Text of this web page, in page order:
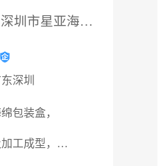
供应厂家：深圳市星亚海绵制品有限公司
深圳
包装盒，
工成型，